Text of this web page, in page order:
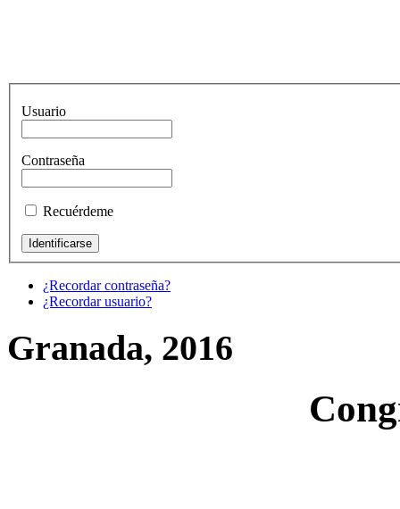
Usuario
Contraseña
Recuérdeme
¿Recordar contraseña?
¿Recordar usuario?
Granada, 2016